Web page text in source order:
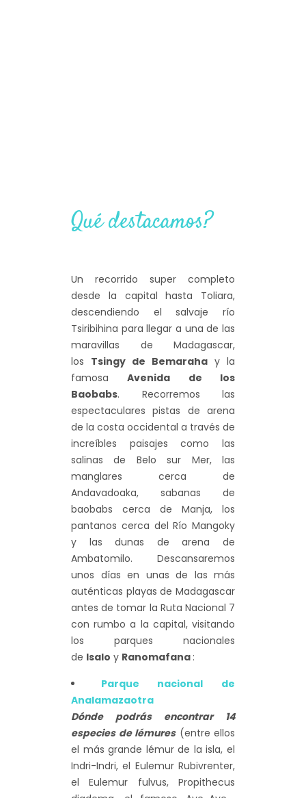
Qué destacamos?
Un recorrido super completo
desde la capital hasta Toliara,
descendiendo el salvaje río
Tsiribihina para llegar a una de las
maravillas de Madagascar,
los Tsingy de Bemaraha y la
famosaAvenida de los
Baobabs. Recorremos las
espectaculares pistas de arena
de la costa occidental a través de
increíbles paisajes como las
salinas de Belo sur Mer, las
manglares cerca de
Andavadoaka, sabanas de
baobabs cerca de Manja, los
pantanos cerca del Río Mangoky
y las dunas de arena de
Ambatomilo. Descansaremos
unos días en unas de las más
auténticas playas de Madagascar
antes de tomar la Ruta Nacional 7
con rumbo a la capital, visitando
los parques nacionales
de Isalo y Ranomafana :
Parque nacional de
Analamazaotra
Dónde podrás encontrar 14
especies de lémures(entre ellos
el más grande lémur de la isla, el
Indri-Indri, el Eulemur Rubivrenter,
el Eulemur fulvus, Propithecus